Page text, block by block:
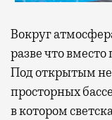
Вокруг
разве что
Под открытым
просторных
в котором